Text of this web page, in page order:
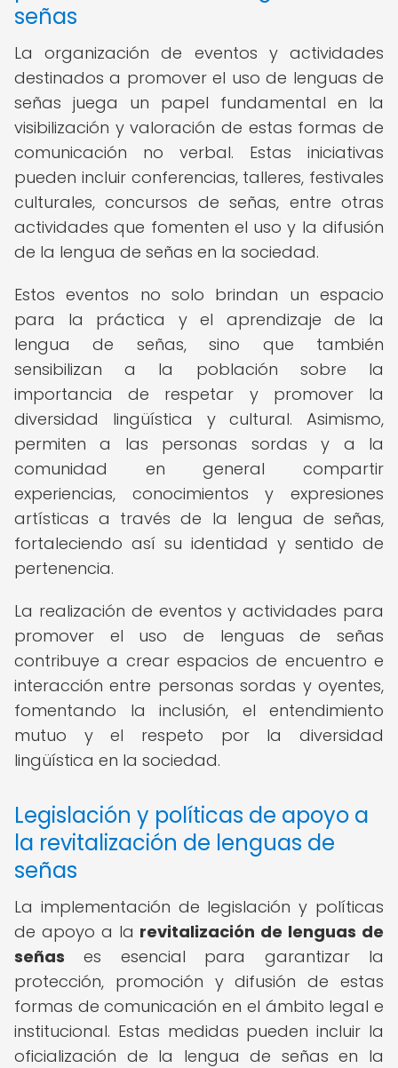
señas
La organización de eventos y actividades
destinados a promover el uso de lenguas de
señas juega un papel fundamental en la
visibilización y valoración de estas formas de
comunicación no verbal. Estas iniciativas
pueden incluir conferencias, talleres, festivales
culturales, concursos de señas, entre otras
actividades que fomenten el uso y la difusión
de la lengua de señas en la sociedad.
Estos eventos no solo brindan un espacio
para la práctica y el aprendizaje de la
lengua de señas, sino que también
sensibilizan a la población sobre la
importancia de respetar y promover la
diversidad lingüística y cultural. Asimismo,
permiten a las personas sordas y a la
comunidad en general compartir
experiencias, conocimientos y expresiones
artísticas a través de la lengua de señas,
fortaleciendo así su identidad y sentido de
pertenencia.
La realización de eventos y actividades para
promover el uso de lenguas de señas
contribuye a crear espacios de encuentro e
interacción entre personas sordas y oyentes,
fomentando la inclusión, el entendimiento
mutuo y el respeto por la diversidad
lingüística en la sociedad.
Legislación y políticas de apoyo a
la revitalización de lenguas de
señas
La implementación de legislación y políticas
de apoyo a la revitalización de lenguas de
señas es esencial para garantizar la
protección, promoción y difusión de estas
formas de comunicación en el ámbito legal e
institucional. Estas medidas pueden incluir la
oficialización de la lengua de señas en la